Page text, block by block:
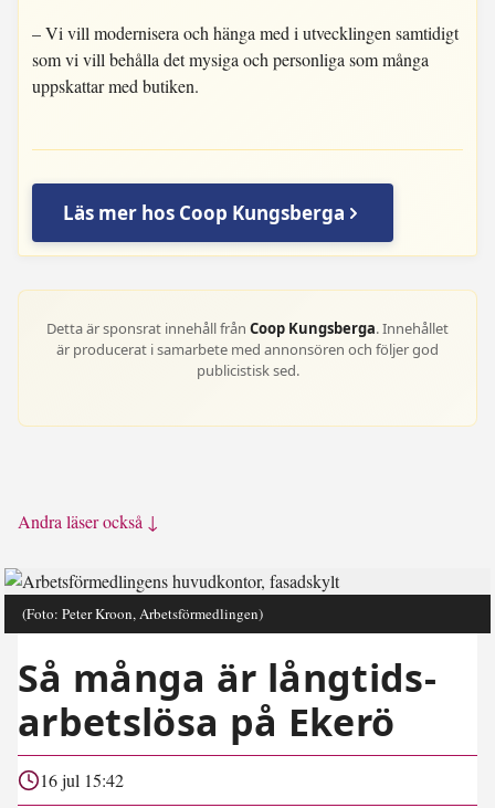
– Vi vill modernisera och hänga med i utvecklingen samtidigt
som vi vill behålla det mysiga och personliga som många
uppskattar med butiken.
Läs mer hos Coop Kungsberga
Detta är sponsrat innehåll från Coop Kungsberga. Innehållet
är producerat i samarbete med annonsören och följer god
publicistisk sed.
Andra läser också ↓
(Foto: Peter Kroon, Arbetsförmedlingen)
Så många är långtids­
arbetslösa på Ekerö
16 jul 15:42